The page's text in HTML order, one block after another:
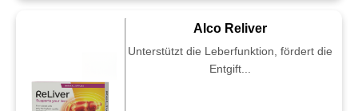
Alco Reliver
Unterstützt die Leberfunktion, fördert die
Entgift...